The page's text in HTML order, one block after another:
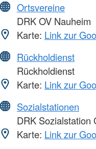
Ortsvereine
DRK OV Nauheim
Karte: Link zur
Rückholdienst
Rückholdienst
Karte: Link zur
Sozialstationen
DRK Sozialstation
Karte: Link zur